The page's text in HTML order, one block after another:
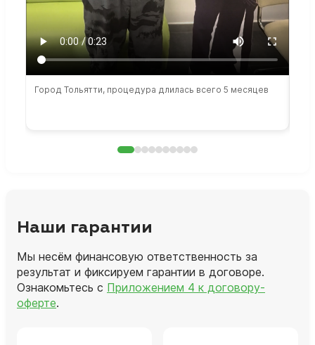
Город Тольятти, процедура длилась всего 5 месяцев
Наши гарантии
Мы несём финансовую ответственность за
результат и фиксируем гарантии в договоре.
Ознакомьтесь с Приложением 4 к договору-
оферте.